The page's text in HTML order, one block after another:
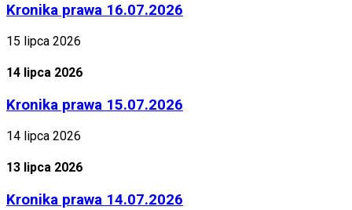
Kronika prawa 16.07.2026
15 lipca 2026
14 lipca 2026
Kronika prawa 15.07.2026
14 lipca 2026
13 lipca 2026
Kronika prawa 14.07.2026